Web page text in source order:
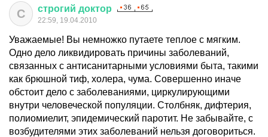
С строгий доктор
22:59, 19.04.2010
Уважаемые! Вы немножко путаете теплое с мягким.
Одно дело ликвидировать причины заболеваний,
связанных с антисанитарными условиями быта, такими
как брюшной тиф, холера, чума. Совершенно иначе
обстоит дело с заболеваниями, циркулирующими
внутри человеческой популяции. Столбняк, дифтерия,
полиомиелит, эпидемический паротит. Не забывайте, с
возбудителями этих заболеваний нельзя договориться.